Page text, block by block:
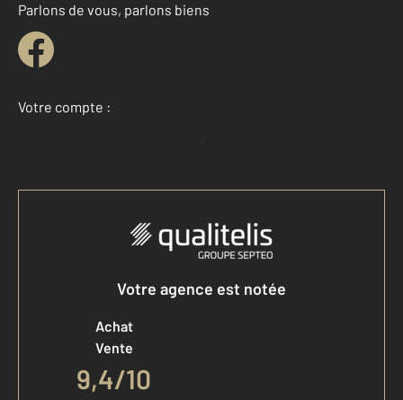
Parlons de vous, parlons biens
Votre compte :
Accéder à mon compte
Votre agence est notée
Achat
Vente
9,4/10